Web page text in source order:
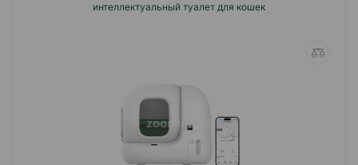
интеллектуальный туалет для кошек